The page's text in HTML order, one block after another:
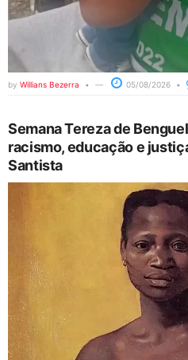
by Willians Bezerra 05/08/2026
Semana Tereza de
racismo, educação e
Santista